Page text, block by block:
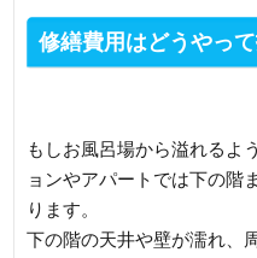
修繕費用はどうやっ
もしお風呂場から溢れるよ
ョンやアパートでは下の階
ります。
下の階の天井や壁が濡れ、